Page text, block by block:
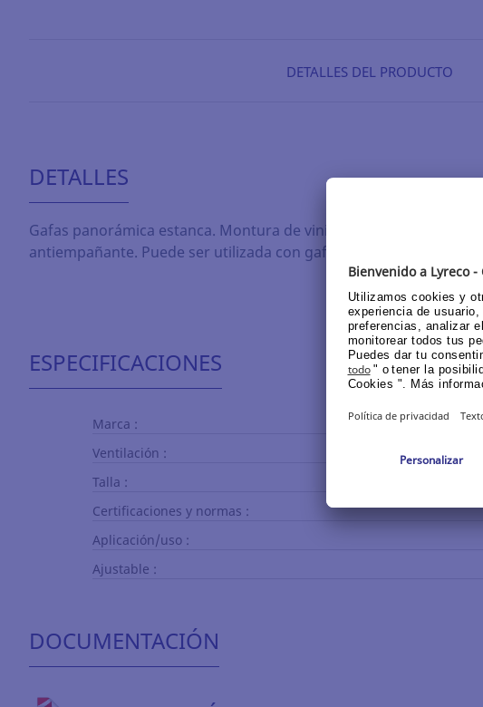
DETALLES DEL PRODUCTO
DETALLES
Gafas panorámica estanca. Montura de vinilo flexible. Ocular en
antiempañante. Puede ser utilizada con gafas graduadas. Clase
ESPECIFICACIONES
Marca :
Ventilación :
Talla :
Certificaciones y normas :
Aplicación/uso :
Ajustable :
DOCUMENTACIÓN